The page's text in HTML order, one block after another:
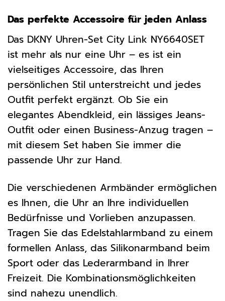
Das perfekte Accessoire für jeden Anlass
Das DKNY Uhren-Set City Link NY6640SET
ist mehr als nur eine Uhr – es ist ein
vielseitiges Accessoire, das Ihren
persönlichen Stil unterstreicht und jedes
Outfit perfekt ergänzt. Ob Sie ein
elegantes Abendkleid, ein lässiges Jeans-
Outfit oder einen Business-Anzug tragen –
mit diesem Set haben Sie immer die
passende Uhr zur Hand.
Die verschiedenen Armbänder ermöglichen
es Ihnen, die Uhr an Ihre individuellen
Bedürfnisse und Vorlieben anzupassen.
Tragen Sie das Edelstahlarmband zu einem
formellen Anlass, das Silikonarmband beim
Sport oder das Lederarmband in Ihrer
Freizeit. Die Kombinationsmöglichkeiten
sind nahezu unendlich.